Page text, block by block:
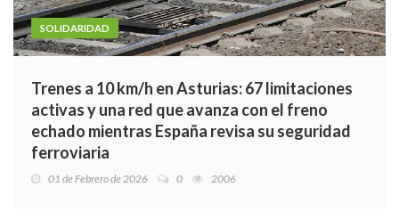
SOLIDARIDAD
Trenes a 10 km/h en Asturias: 67 limitaciones
activas y una red que avanza con el freno
echado mientras España revisa su seguridad
ferroviaria
01 de Febrero de 2026 0 2006